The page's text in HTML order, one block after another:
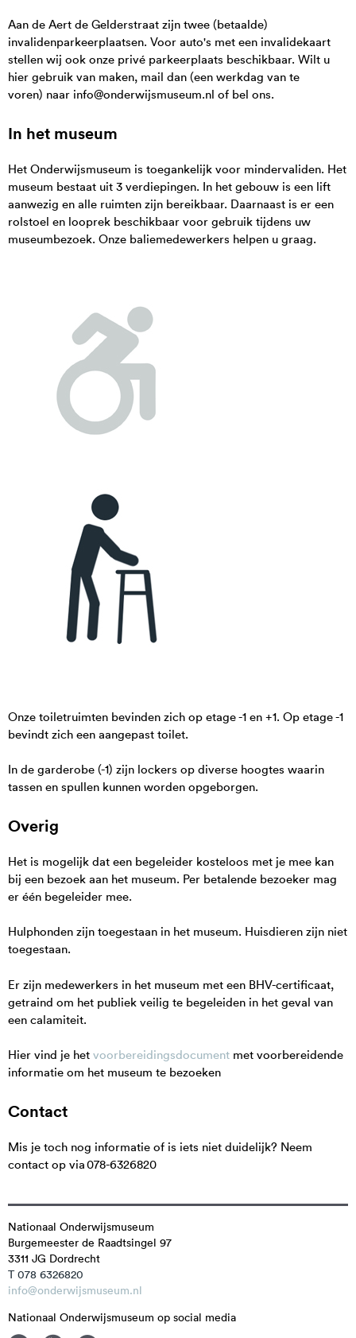
Aan de Aert de Gelderstraat zijn twee (betaalde)
invalidenparkeerplaatsen. Voor auto's met een invalidekaart
stellen wij ook onze privé parkeerplaats beschikbaar. Wilt u
hier gebruik van maken, mail dan (een werkdag van te
voren) naar info@onderwijsmuseum.nl of bel ons.
In het museum
Het Onderwijsmuseum is toegankelijk voor mindervaliden. Het
museum bestaat uit 3 verdiepingen. In het gebouw is een lift
aanwezig en alle ruimten zijn bereikbaar. Daarnaast is er een
rolstoel en looprek beschikbaar voor gebruik tijdens uw
museumbezoek. Onze baliemedewerkers helpen u graag.
Onze toiletruimten bevinden zich op etage -1 en +1. Op etage -1
bevindt zich een aangepast toilet.
In de garderobe (-1) zijn lockers op diverse hoogtes waarin
tassen en spullen kunnen worden opgeborgen.
Overig
Het is mogelijk dat een begeleider kosteloos met je mee kan
bij een bezoek aan het museum. Per betalende bezoeker mag
er één begeleider mee.
Hulphonden zijn toegestaan in het museum. Huisdieren zijn niet
toegestaan.
Er zijn medewerkers in het museum met een BHV-certificaat,
getraind om het publiek veilig te begeleiden in het geval van
een calamiteit.
Hier vind je het voorbereidingsdocument met voorbereidende
informatie om het museum te bezoeken
Contact
Mis je toch nog informatie of is iets niet duidelijk? Neem
contact op via 078-6326820
Nationaal Onderwijsmuseum
Burgemeester de Raadtsingel 97
3311 JG Dordrecht
T 078 6326820
info@onderwijsmuseum.nl
Nationaal Onderwijsmuseum op social media